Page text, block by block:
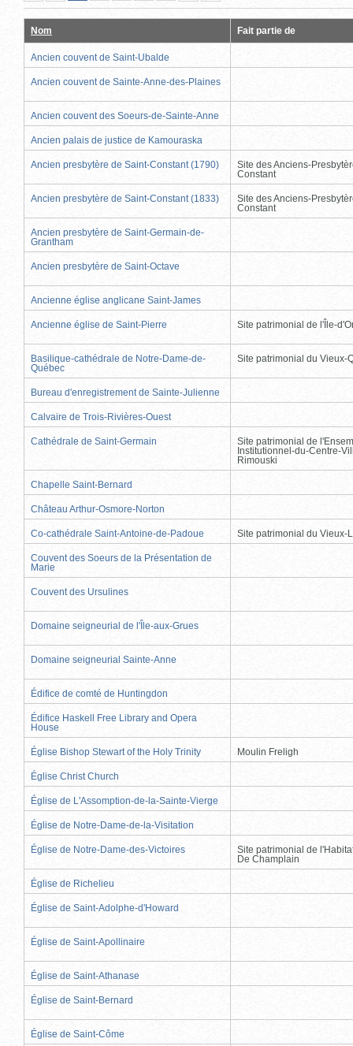
pageprécédente
actuelle)
suivante
page
Nom Fait partie de
Ancien couvent de Saint-Ubalde
Ancien couvent de Sainte-Anne-des-Plaines
Ancien couvent des Soeurs-de-Sainte-Anne
Ancien palais de justice de Kamouraska
Ancien presbytère de Saint-Constant (1790)
Site des Anciens-
Constant
Ancien presbytère de Saint-Constant (1833)
Site des Anciens-
Constant
Ancien presbytère de Saint-Germain-de-
Grantham
Ancien presbytère de Saint-Octave
Ancienne église anglicane Saint-James
Ancienne église de Saint-Pierre Site patrimonial de l'Île-
Basilique-cathédrale de Notre-Dame-de-
Québec
Site patrimonial du Vieux-
Bureau d'enregistrement de Sainte-Julienne
Calvaire de Trois-Rivières-Ouest
Cathédrale de Saint-Germain
Site patrimonial de
Institutionnel-du-Centre-
Rimouski
Chapelle Saint-Bernard
Château Arthur-Osmore-Norton
Co-cathédrale Saint-Antoine-de-Padoue Site patrimonial du Vieux-
Couvent des Soeurs de la Présentation de
Marie
Couvent des Ursulines
Domaine seigneurial de l'Île-aux-Grues
Domaine seigneurial Sainte-Anne
Édifice de comté de Huntingdon
Édifice Haskell Free Library and Opera
House
Église Bishop Stewart of the Holy Trinity Moulin Freligh
Église Christ Church
Église de L'Assomption-de-la-Sainte-Vierge
Église de Notre-Dame-de-la-Visitation
Église de Notre-Dame-des-Victoires
Site patrimonial de
De Champlain
Église de Richelieu
Église de Saint-Adolphe-d'Howard
Église de Saint-Apollinaire
Église de Saint-Athanase
Église de Saint-Bernard
Église de Saint-Côme